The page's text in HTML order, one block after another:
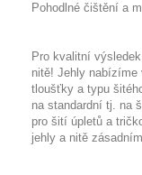
Pohodlné čištění a
Pro kvalitní
nitě! Jehly nabízíme
tloušťky a typu
na standardní tj. na
pro šití úpletů a
jehly a nitě